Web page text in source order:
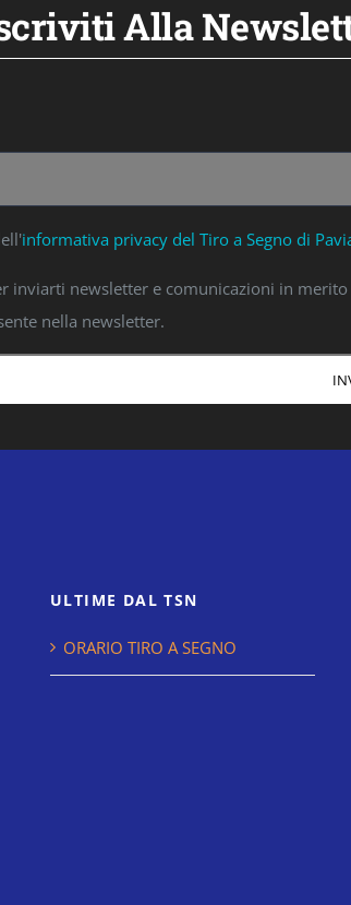
Alla
informativa privacy del Tiro a Segno di
inviarti newsletter e comunicazioni in
nella newsletter.
ULTIME DAL TSN
ORARIO TIRO A SEGNO